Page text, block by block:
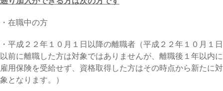
・在職中の方
・平成２２年１０月１日以降の離職者（平成２２年１０月１日
以前に離職した方は対象ではありませんが、離職後１年以内に
雇用保険を受給せず、資格取得した方はその時点から新たに対
象となります。）